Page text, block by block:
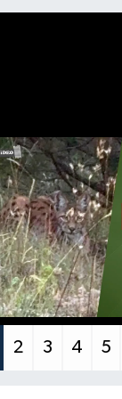
2 3 4 5